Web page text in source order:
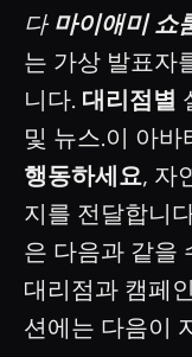
다 마이애미 쇼
는 가상 발표자
니다. 대리점별
및 뉴스.이 아바
행동하세요, 자
지를 전달합니
은 다음과 같을
대리점과 캠페
션에는 다음이